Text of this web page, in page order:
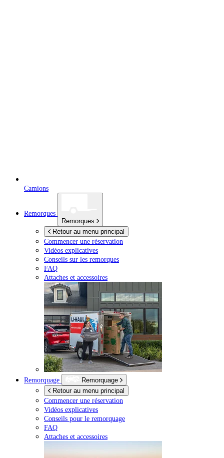
Camions
Remorques
Remorques
Retour au menu principal
Commencer une réservation
Vidéos explicatives
Conseils sur les remorques
FAQ
Attaches et accessoires
Remorquage
Remorquage
Retour au menu principal
Commencer une réservation
Vidéos explicatives
Conseils pour le remorquage
FAQ
Attaches et accessoires